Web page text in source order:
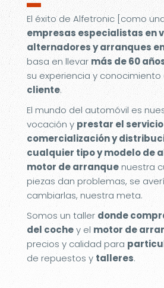
El éxito de Alfetronic [como
empresas especialistas en
alternadores y arranques
basa en llevar más de 60
su experiencia y conocimiento
cliente.
El mundo del automóvil es
vocación y prestar el
comercialización y
cualquier tipo y modelo de
motor de arranquenuestra
piezas dan problemas, se
cambiarlas, nuestra meta.
Somos un taller donde
del cochey elmotor de
precios y calidad para
de repuestos y talleres.